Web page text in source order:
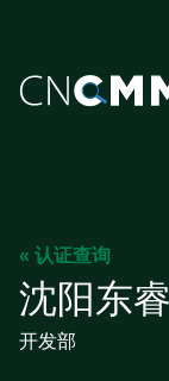
« 认证查询
沈阳东
开发部